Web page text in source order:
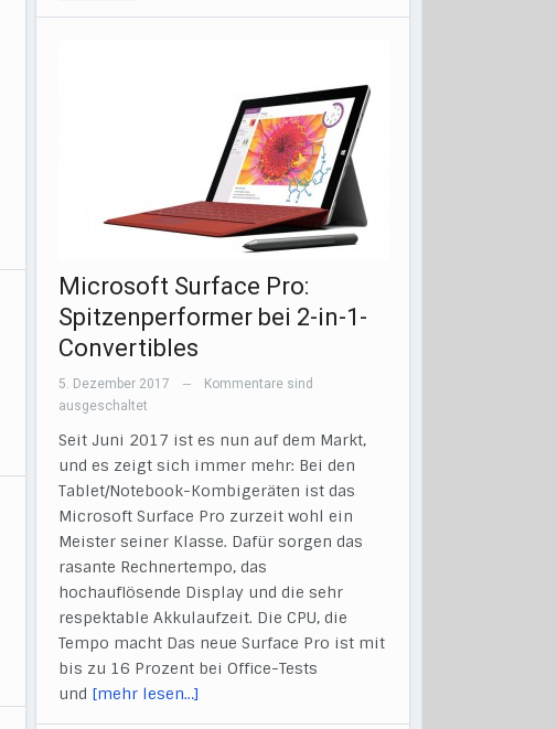
Microsoft Surface Pro:
Spitzenperformer bei 2-in-1-
Convertibles
5. Dezember 2017 —
Kommentare sind
ausgeschaltet
Seit Juni 2017 ist es nun auf dem Markt,
und es zeigt sich immer mehr: Bei den
Tablet/Notebook-Kombigeräten ist das
Microsoft Surface Pro zurzeit wohl ein
Meister seiner Klasse. Dafür sorgen das
rasante Rechnertempo, das
hochauflösende Display und die sehr
respektable Akkulaufzeit. Die CPU, die
Tempo macht Das neue Surface Pro ist mit
bis zu 16 Prozent bei Office-Tests
und [mehr lesen…]